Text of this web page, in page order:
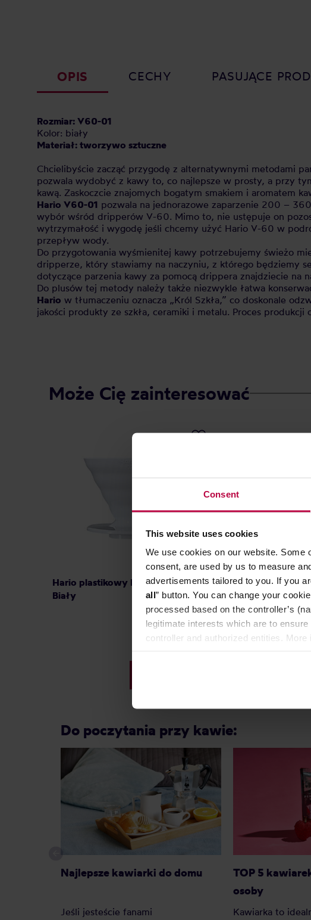
Consent
This website uses cookies
We use cookies on our website. Some
consent, are used by us to measure
advertisements tailored to you. If you
all” button. You can change your
processed based on the controller’s
legitimate interests which are to
controller and authorized entities.
OPIS CECHY PASUJĄCE
Rozmiar: V60-01
Kolor: biały
Materiał: tworzywo sztuczne
Chcielibyście zacząć przygodę z alternatywnymi metodami
pozwala wydobyć z kawy to, co najlepsze w prosty, a przy
kawą. Zaskoczcie znajomych bogatym smakiem i aromatem
Hario V60-01 pozwala na jednorazowe zaparzenie 200 –
wybór wśród dripperów V-60. Mimo to, nie ustępuje on
wytrzymałość i wygodę jeśli chcemy użyć Hario V-60 w
przepływ wody.
Do przygotowania wyśmienitej kawy potrzebujemy świeżo
dripperze, który stawiamy na naczyniu, z którego będziemy
dotyczące parzenia kawy za pomocą drippera znajdziecie na
Do plusów tej metody należy także niezwykle łatwa
Hario w tłumaczeniu oznacza „Król Szkła,” co doskonale
jakości produkty ze szkła, ceramiki i metalu. Proces
Może Cię zainteresować
Hario plastikowy Drip V60-02
Biały
49,00 zł
Hario
Turkusowy
Do poczytania przy kawie:
Najlepsze kawiarki do domu
Jeśli jesteście fanami
TOP 5
osoby
Kawiarka to